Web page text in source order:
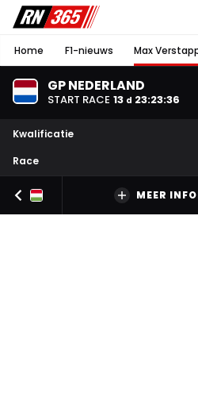
Home F1-nieuws Max
GP NEDERLAND
START RACE 13 d 23:23:35
Kwalificatie
Race
MEER